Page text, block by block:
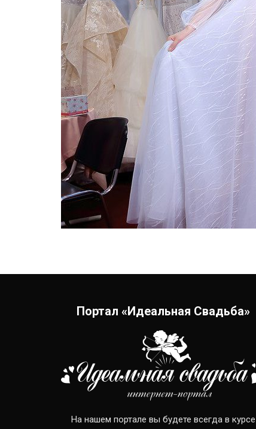
Портал «Идеальная Свадьба»
На нашем портале вы будете всегда в курсе